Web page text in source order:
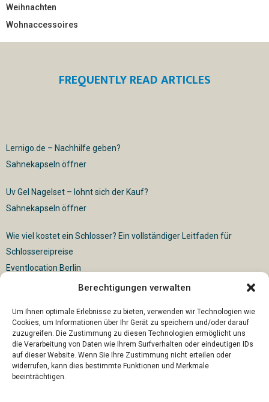
Berechtigungen verwalten
Um Ihnen optimale Erlebnisse zu bieten, verwenden wir Technologien wie
Cookies, um Informationen über Ihr Gerät zu speichern und/oder darauf
zuzugreifen. Die Zustimmung zu diesen Technologien ermöglicht uns
die Verarbeitung von Daten wie Ihrem Surfverhalten oder eindeutigen IDs
auf dieser Website. Wenn Sie Ihre Zustimmung nicht erteilen oder
widerrufen, kann dies bestimmte Funktionen und Merkmale
beeinträchtigen.
Weihnachten
Wohnaccessoires
FREQUENTLY READ ARTICLES
Lernigo.de – Nachhilfe geben?
Sahnekapseln öffner
Uv Gel Nagelset – lohnt sich der Kauf?
Sahnekapseln öffner
Wie viel kostet ein Schlosser? Ein vollständiger Leitfaden für
Schlossereipreise
Eventlocation Berlin
Für die vollautomatische Sackentleerung gibt es vielfältige
Lösungen